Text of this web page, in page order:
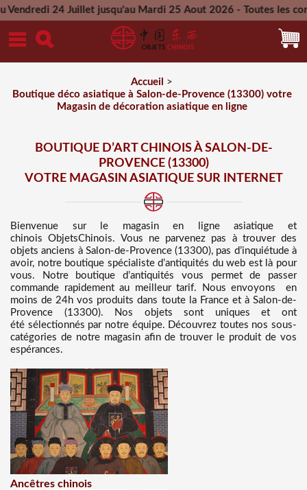
Juillet jusqu'au Mardi 25 Aout 2026 - Toutes les commandes
Mercredi 26 Aout 2026
Accueil
>
Boutique déco asiatique à Salon-de-Provence (13300) votre
Magasin de décoration asiatique en ligne
BOUTIQUE D’ART CHINOIS À SALON-DE-
PROVENCE (13300)
VOTRE MAGASIN ASIATIQUE SUR INTERNET
Bienvenue sur
le magasin en ligne asiatique et
chinoisObjetsChinois. Vous ne parvenez pas à trouver des
objets anciens à Salon-de-Provence (13300), pas d’inquiétude à
avoir, notre boutique spécialiste d’antiquités du web est là pour
vous. Notre boutique d’antiquités vous permet de passer
commande rapidement au meilleur tarif. Nous envoyons en
moins de 24h vos produits dans toute la France et à Salon-de-
Provence (13300). Nos objets sont uniques et ont
été sélectionnés par notre équipe. Découvrez toutes nos sous-
catégories de notre magasin afin de trouver le produit de vos
espérances.
Ancêtres chinois